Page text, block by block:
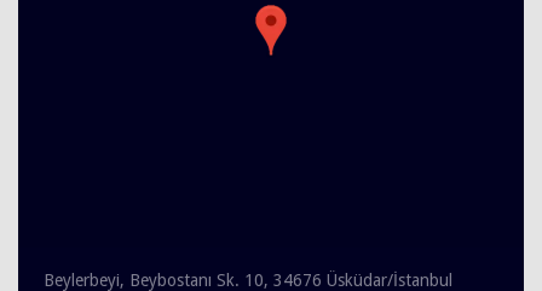
Beylerbeyi, Beybostanı Sk. 10, 34676 Üsküdar/İstanbul